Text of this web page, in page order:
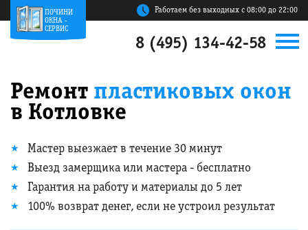
ПОЧИНИ
ОКНА -
СЕРВИС
Работаем без выходных с 08:00 до 22:00
8 (495) 134-42-58
Ремонт пластиковых окон
в Котловке
Мастер выезжает в течение 30 минут
Выезд замерщика или мастера - бесплатно
Гарантия на работу и материалы до 5 лет
100% возврат денег, если не устроил результат